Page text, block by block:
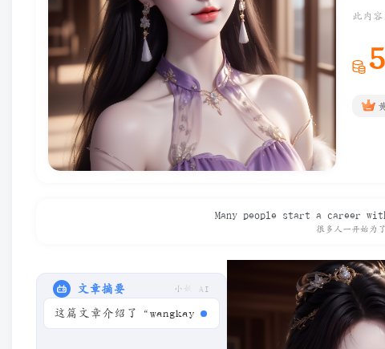
此内
Many people start a career
很多人一开始为
文章摘要 小妖 AI
这篇文章介绍了“wangkay.top”网站的使用规则，提